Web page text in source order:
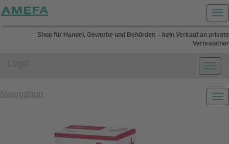
Shop für Handel, Gewerbe und Behörden – kein Verkauf an private
Verbraucher
Navigation